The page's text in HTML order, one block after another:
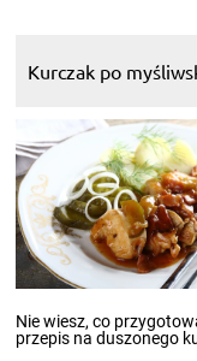
Kurczak po
Nie wiesz, co
przepis na duszonego